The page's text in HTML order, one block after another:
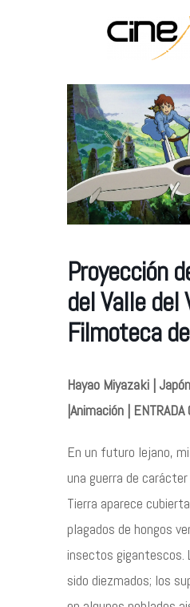
Proyección
del Valle del
Filmoteca
Hayao Miyazaki |
|Animación | ENTRADA
En un futuro lejano,
una guerra de
Tierra aparece
plagados de hongos
insectos gigantescos.
sido diezmados; los
Servicios
Contacto
©2026 COPYRIGHT FLOTHEMES